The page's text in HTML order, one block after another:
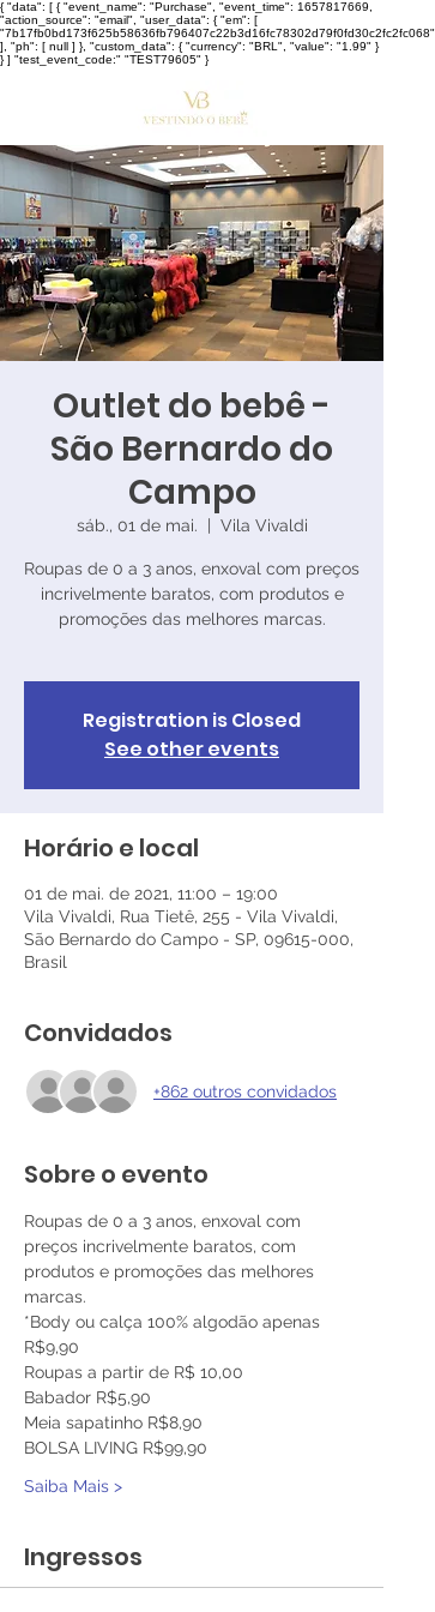
{ "data": [ { "event_name": "Purchase", "event_time": 1657817669,
"action_source": "email", "user_data": { "em": [
"7b17fb0bd173f625b58636fb796407c22b3d16fc78302d79f0fd30c2fc2fc068"
], "ph": [ null ] }, "custom_data": { "currency": "BRL", "value": "1.99" }
} ] "test_event_code:" "TEST79605" }
Outlet do bebê -
São Bernardo do
Campo
sáb., 01 de mai. Vila Vivaldi
Roupas de 0 a 3 anos, enxoval com preços
incrivelmente baratos, com produtos e
promoções das melhores marcas.
Registration is Closed
See other events
Horário e local
01 de mai. de 2021, 11:00 – 19:00
Vila Vivaldi, Rua Tietê, 255 - Vila Vivaldi,
São Bernardo do Campo - SP, 09615-000,
Brasil
Convidados
+862 outros convidados
Sobre o evento
Roupas de 0 a 3 anos, enxoval com
preços incrivelmente baratos, com
produtos e promoções das melhores
marcas.
*Body ou calça 100% algodão apenas
R$9,90
Roupas a partir de R$ 10,00
Babador R$5,90
Meia sapatinho R$8,90
BOLSA LIVING R$99,90
Saiba Mais >
Ingressos